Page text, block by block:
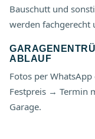
Bauschutt und
werden fachgerecht
ABLAUF
Fotos per
Festpreis → Termin
Garage.